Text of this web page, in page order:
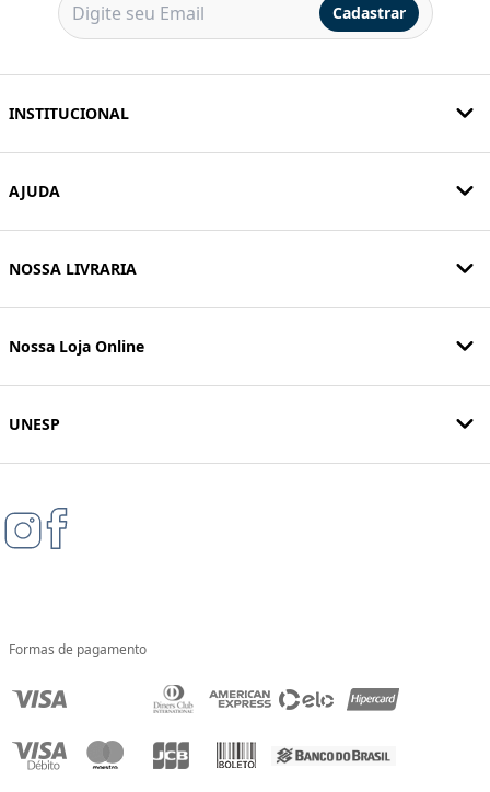
Cadastrar
INSTITUCIONAL
AJUDA
NOSSA LIVRARIA
Nossa Loja Online
UNESP
Formas de pagamento